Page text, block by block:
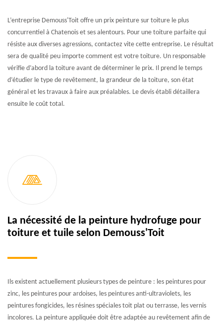
L’entreprise Demouss'Toit offre un prix peinture sur toiture le plus
concurrentiel à Chatenois et ses alentours. Pour une toiture parfaite qui
résiste aux diverses agressions, contactez vite cette entreprise. Le résultat
sera de qualité peu importe comment est votre toiture. Un responsable
vérifie d’abord la toiture avant de déterminer le prix. Il prend le temps
d’étudier le type de revêtement, la grandeur de la toiture, son état
général et les travaux à faire aux préalables. Le devis établi détaillera
ensuite le coût total.
La nécessité de la peinture hydrofuge pour
toiture et tuile selon Demouss'Toit
Ils existent actuellement plusieurs types de peinture : les peintures pour
zinc, les peintures pour ardoises, les peintures anti-ultraviolets, les
peintures fongicides, les résines spéciales toit plat ou terrasse, les vernis
incolores. La peinture appliquée doit être adaptée au revêtement afin de